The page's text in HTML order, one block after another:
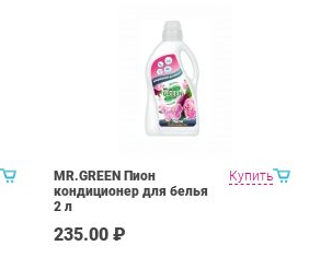
Купить
MR.GREEN Пион
кондиционер для белья
2 л
235.00 ₽